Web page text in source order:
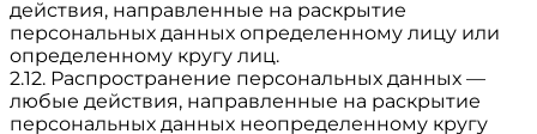
действия, направленные на раскрытие
персональных данных определенному лицу или
определенному кругу лиц.
2.12. Распространение персональных данных —
любые действия, направленные на раскрытие
персональных данных неопределенному кругу